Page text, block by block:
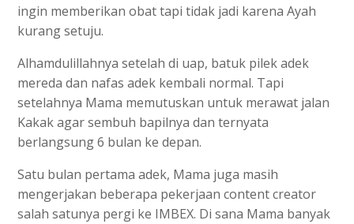
ingin memberikan obat tapi tidak jadi karena Ayah
kurang setuju.
Alhamdulillahnya setelah di uap, batuk pilek adek
mereda dan nafas adek kembali normal. Tapi
setelahnya Mama memutuskan untuk merawat jalan
Kakak agar sembuh bapilnya dan ternyata
berlangsung 6 bulan ke depan.
Satu bulan pertama adek, Mama juga masih
mengerjakan beberapa pekerjaan content creator
salah satunya pergi ke IMBEX. Di sana Mama banyak